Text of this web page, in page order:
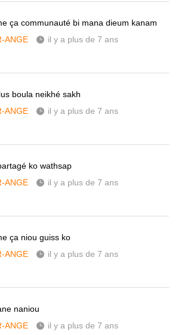
ça communauté bi mana dieum kanam
ANGE
il y a plus de 7 ans
boula neikhé sakh
ANGE
il y a plus de 7 ans
ko wathsap
ANGE
il y a plus de 7 ans
ça niou guiss ko
ANGE
il y a plus de 7 ans
naniou
ANGE
il y a plus de 7 ans